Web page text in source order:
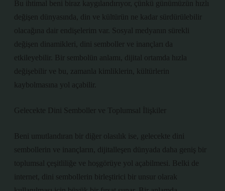
Bu ihtimal beni biraz kaygılandırıyor, çünkü günümüzün hızlı
değişen dünyasında, din ve kültürün ne kadar sürdürülebilir
olacağına dair endişelerim var. Sosyal medyanın sürekli
değişen dinamikleri, dini semboller ve inançları da
etkileyebilir. Bir sembolün anlamı, dijital ortamda hızla
değişebilir ve bu, zamanla kimliklerin, kültürlerin
kaybolmasına yol açabilir.
Gelecekte Dini Semboller ve Toplumsal İlişkiler
Beni umutlandıran bir diğer olasılık ise, gelecekte dini
sembollerin ve inançların, dijitalleşen dünyada daha geniş bir
toplumsal çeşitliliğe ve hoşgörüye yol açabilmesi. Belki de
internet, dini sembollerin birleştirici bir unsur olarak